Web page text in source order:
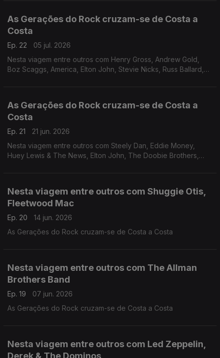
As Gerações do Rock cruzam-se de Costa a
Costa
Ep. 22
05 jul. 2026
Nesta viagem entre outros com Henry Gross, Andrew Gold,
Boz Scaggs, America, Elton John, Stevie Nicks, Russ Ballard,
As Gerações do Rock cruzam-se de Costa a
Costa
Ep. 21
21 jun. 2026
Nesta viagem entre outros com Steely Dan, Eddie Money,
Huey Lewis & The News, Elton John, The Doobie Brothers,
Nesta viagem entre outros com Shuggie Otis,
Fleetwood Mac
Ep. 20
14 jun. 2026
As Gerações do Rock cruzam-se de Costa a Costa
Nesta viagem entre outros com The Allman
Brothers Band
Ep. 19
07 jun. 2026
As Gerações do Rock cruzam-se de Costa a Costa
Nesta viagem entre outros com Led Zeppelin,
Derek & The Dominos